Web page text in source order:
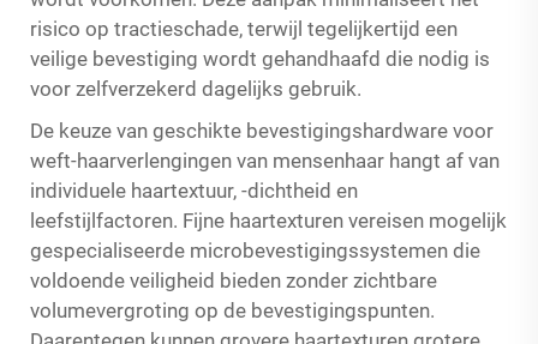
risico op tractieschade, terwijl tegelijkertijd een
veilige bevestiging wordt gehandhaafd die nodig is
voor zelfverzekerd dagelijks gebruik.
De keuze van geschikte bevestigingshardware voor
weft-haarverlengingen van mensenhaar hangt af van
individuele haartextuur, -dichtheid en
leefstijlfactoren. Fijne haartexturen vereisen mogelijk
gespecialiseerde microbevestigingssystemen die
voldoende veiligheid bieden zonder zichtbare
volumevergroting op de bevestigingspunten.